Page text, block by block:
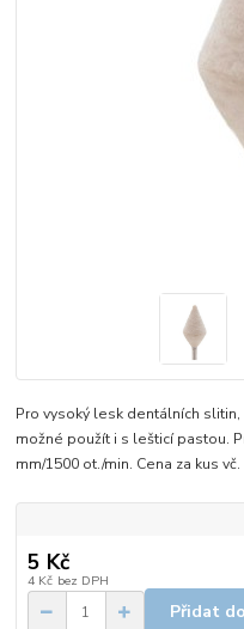
Pro vysoký lesk dentálních
možné použít i s lešticí pastou.
mm/1500 ot./min. Cena za kus vč.
5 Kč
4 Kč bez DPH
Přidat